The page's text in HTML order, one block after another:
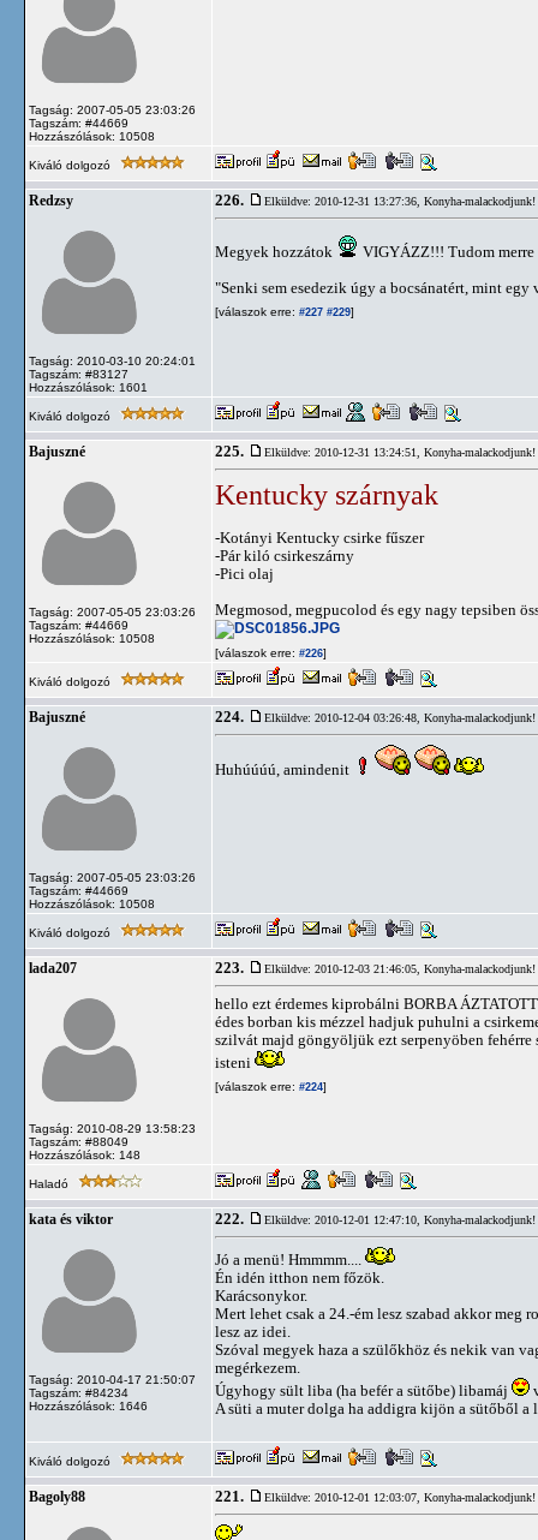
Tagság: 2007-05-05 23:03:26
Tagszám: #44669
Hozzászólások: 10508
Kiváló dolgozó
Redzsy
Tagság: 2010-03-10 20:24:01
Tagszám: #83127
Hozzászólások: 1601
226. Elküldve: 2010-12-31 13:27:36, Konyha-malackodjunk!
Megyek hozzátok VIGYÁZZ!!! Tudom
"Senki sem esedezik úgy a bocsánatért, mint egy
[válaszok erre: #227 #229]
Kiváló dolgozó
Bajuszné
Tagság: 2007-05-05 23:03:26
Tagszám: #44669
Hozzászólások: 10508
225. Elküldve: 2010-12-31 13:24:51, Konyha-malackodjunk!
Kentucky szárnyak
-Kotányi Kentucky csirke fűszer
-Pár kiló csirkeszárny
-Pici olaj
Megmosod, megpucolod és egy nagy tepsiben
[válaszok erre: #226]
Kiváló dolgozó
Bajuszné
Tagság: 2007-05-05 23:03:26
Tagszám: #44669
Hozzászólások: 10508
224. Elküldve: 2010-12-04 03:26:48, Konyha-malackodjunk!
Huhúúúú, amindenit
Kiváló dolgozó
lada207
Tagság: 2010-08-29 13:58:23
Tagszám: #88049
Hozzászólások: 148
223. Elküldve: 2010-12-03 21:46:05, Konyha-malackodjunk!
hello ezt érdemes kiprobálni BORBA
édes borban kis mézzel hadjuk puhulni a
szilvát majd göngyöljük ezt serpenyöben fehérre
isteni
[válaszok erre: #224]
Haladó
kata és viktor
Tagság: 2010-04-17 21:50:07
Tagszám: #84234
Hozzászólások: 1646
222. Elküldve: 2010-12-01 12:47:10, Konyha-malackodjunk!
Jó a menü! Hmmmm....
Én idén itthon nem főzök.
Karácsonykor.
Mert lehet csak a 24.-ém lesz szabad akkor meg
lesz az idei.
Szóval megyek haza a szülőkhöz és nekik van
megérkezem.
Úgyhogy sült liba (ha befér a sütőbe) libamáj
A süti a muter dolga ha addigra kijön a sütőből a
Kiváló dolgozó
Bagoly88 221. Elküldve: 2010-12-01 12:03:07, Konyha-malackodjunk!